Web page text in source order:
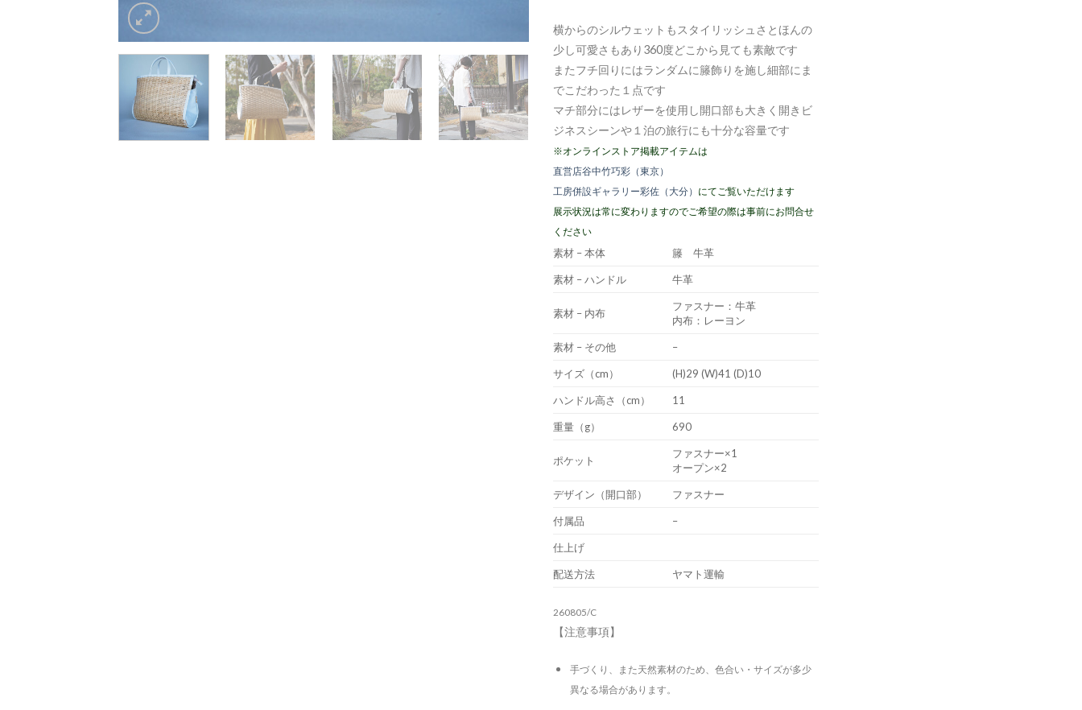
横からのシルウェットもスタイリッシュさとほんの
少し可愛さもあり360度どこから見ても素敵です
またフチ回りにはランダムに籐飾りを施し細部にま
でこだわった１点です
マチ部分にはレザーを使用し開口部も大きく開き ビ
ジネスシーンや１泊の旅行にも十分な容量です
※オンラインストア掲載アイテムは
直営店谷中竹巧彩（東京）
工房併設ギャラリー彩佐（大分） にてご覧いただけます
展示状況は常に変わりますのでご希望の際は事前にお問合せ
ください
素材 – 本体 籐 牛革
素材 – ハンドル 牛革
素材 – 内布
ファスナー：牛革
内布：レーヨン
素材 – その他 –
サイズ（cm） (H)29 (W)41 (D)10
ハンドル高さ（cm） 11
重量（g） 690
ポケット
ファスナー×1
オープン×2
デザイン（開口部） ファスナー
付属品 –
仕上げ
配送方法 ヤマト運輸
260805/C
【注意事項】
手づくり、また天然素材のため、色合い・サイズが多少
異なる場合があります。